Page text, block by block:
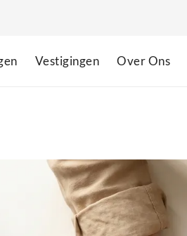
Vestigingen Over Ons